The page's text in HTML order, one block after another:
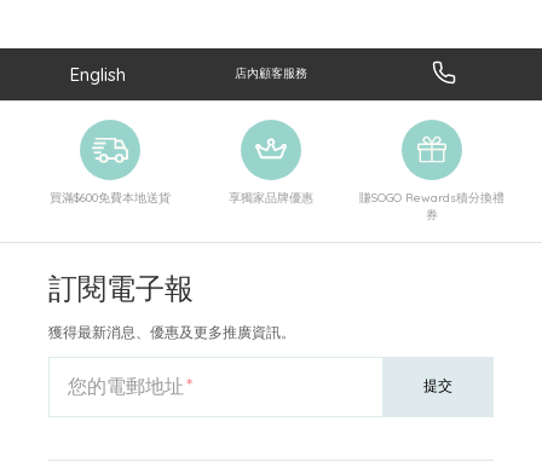
English 店內顧客服務
買滿$600免費本地送貨 享獨家品牌優惠
賺SOGO Rewards積分換禮
券
訂閱電子報
獲得最新消息、優惠及更多推廣資訊。
您的電郵地址 提交